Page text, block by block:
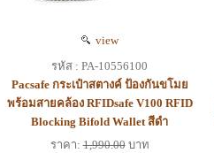
view
รหัส : PA-10556100
Pacsafe กระเป๋าสตางค์ ป้องกันขโมย
พร้อมสายคล้อง RFIDsafe V100 RFID
Blocking Bifold Wallet สีดำ
ราคา:1,990.00บาท